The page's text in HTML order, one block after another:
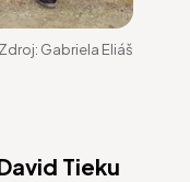
Zdroj: Gabriela Eliáš
Tieku